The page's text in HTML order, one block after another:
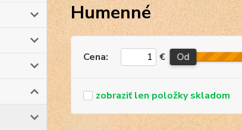
Humenné
Cena: € Od
skladom